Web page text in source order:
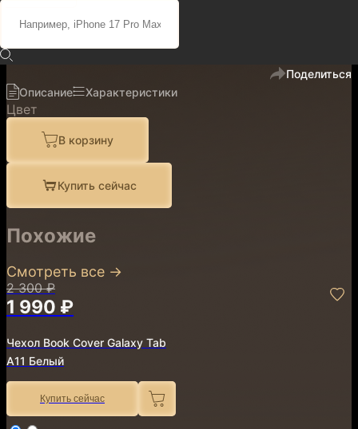
2 300 ₽1 990 ₽
Поделиться
Описание
Характеристики
Цвет
В корзину
Купить сейчас
Похожие
Смотреть все →
2 300 ₽
1 990 ₽
Чехол Book Cover Galaxy Tab
A11 Белый
Купить сейчас